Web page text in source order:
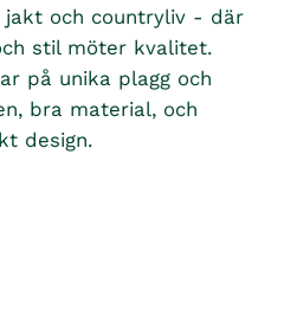
och countryliv - där
stil möter kvalitet.
på unika plagg och
bra material, och
design.